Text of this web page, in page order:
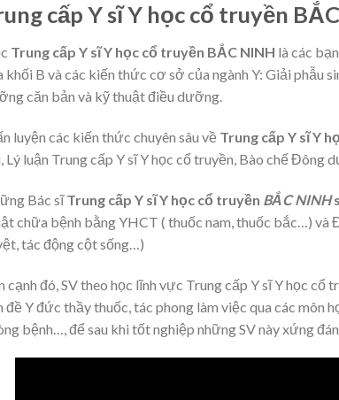
cấp Y sĩ Y học cổ truyền
Trung cấp Y sĩ Y học cổ truyền BẮC NINH là các
khối B và các kiến thức cơ sở của ngành Y: Giải phẫu
căn bản và kỹ thuật điều dưỡng.
luyện các kiến thức chuyên sâu về Trung cấp Y sĩ Y
Lý luận Trung cấp Y sĩ Y học cổ truyền, Bào chế
Bác sĩTrung cấp Y sĩ Y học cổ truyền BẮC NINHs
chữa bệnh bằng YHCT ( thuốc nam, thuốc bắc…) và
tác động cột sống…)
cạnh đó, SV theo học lĩnh vực Trung cấp Y sĩ Y học
đề Y đức thầy thuốc, tác phong làm việc qua các môn
bệnh…, để sau khi tốt nghiệp những SV này xứng